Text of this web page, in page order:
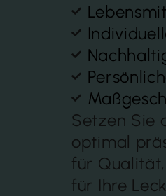
Setzen Sie
optimal
für
für Ihre